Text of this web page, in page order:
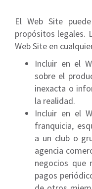
El Web Site
propósitos legales.
Web Site en
Incluir en el
sobre el
inexacta o
la realidad.
Incluir en el
franquicia,
a un club o
agencia
negocios que
pagos